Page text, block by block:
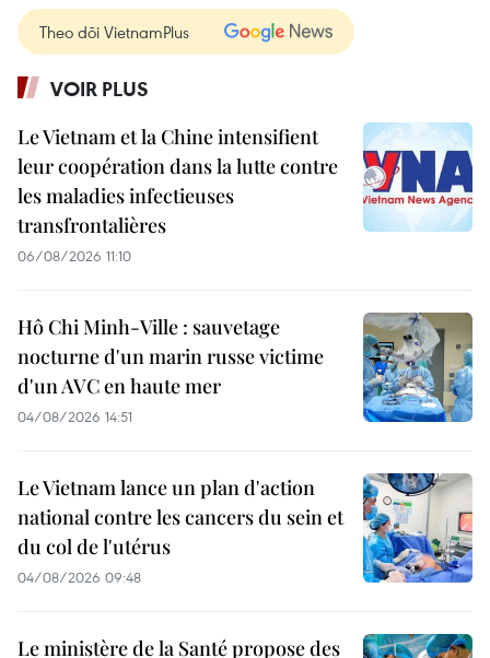
Theo dõi VietnamPlus
VOIR PLUS
Le Vietnam et la Chine intensifient
leur coopération dans la lutte contre
les maladies infectieuses
transfrontalières
06/08/2026 11:10
Hô Chi Minh-Ville : sauvetage
nocturne d'un marin russe victime
d'un AVC en haute mer
04/08/2026 14:51
Le Vietnam lance un plan d'action
national contre les cancers du sein et
du col de l'utérus
04/08/2026 09:48
Le ministère de la Santé propose des